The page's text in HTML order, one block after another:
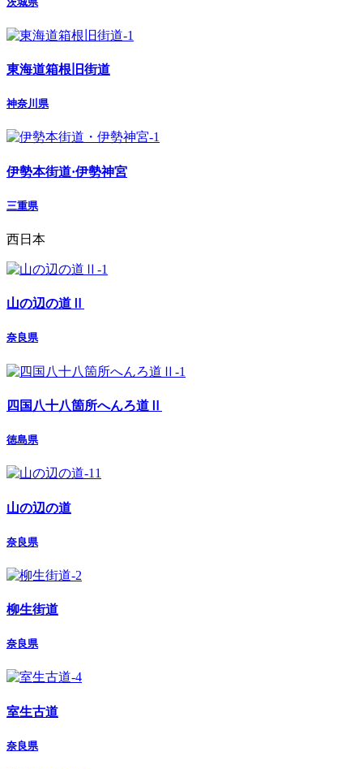
東海道箱根旧街道
神奈川県
伊勢本街道·伊勢神宮
三重県
西日本
山の辺の道Ⅱ
奈良県
四国八十八箇所へんろ道Ⅱ
徳島県
山の辺の道
奈良県
柳生街道
奈良県
室生古道
奈良県